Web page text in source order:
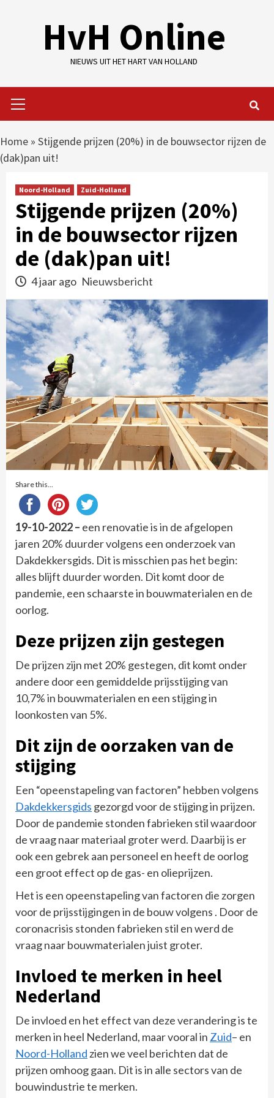
HvH Online
NIEUWS UIT HET HART VAN HOLLAND
Menu
Home » Stijgende prijzen (20%) in de bouwsector rijzen de
(dak)pan uit!
Noord-Holland Zuid-Holland
Stijgende prijzen (20%)
in de bouwsector rijzen
de (dak)pan uit!
4 jaar ago Nieuwsbericht
Share this...
19-10-2022 – een renovatie is in de afgelopen
jaren 20% duurder volgens een onderzoek van
Dakdekkersgids. Dit is misschien pas het begin:
alles blijft duurder worden. Dit komt door de
pandemie, een schaarste in bouwmaterialen en de
oorlog.
Deze prijzen zijn gestegen
De prijzen zijn met 20% gestegen, dit komt onder
andere door een gemiddelde prijsstijging van
10,7% in bouwmaterialen en een stijging in
loonkosten van 5%.
Dit zijn de oorzaken van de
stijging
Een “opeenstapeling van factoren” hebben volgens
Dakdekkersgids gezorgd voor de stijging in prijzen.
Door de pandemie stonden fabrieken stil waardoor
de vraag naar materiaal groter werd. Daarbij is er
ook een gebrek aan personeel en heeft de oorlog
een groot effect op de gas- en olieprijzen.
Het is een opeenstapeling van factoren die zorgen
voor de prijsstijgingen in de bouw volgens . Door de
coronacrisis stonden fabrieken stil en werd de
vraag naar bouwmaterialen juist groter.
Invloed te merken in heel
Nederland
De invloed en het effect van deze verandering is te
merken in heel Nederland, maar vooral in Zuid– en
Noord-Holland zien we veel berichten dat de
prijzen omhoog gaan. Dit is in alle sectors van de
bouwindustrie te merken.